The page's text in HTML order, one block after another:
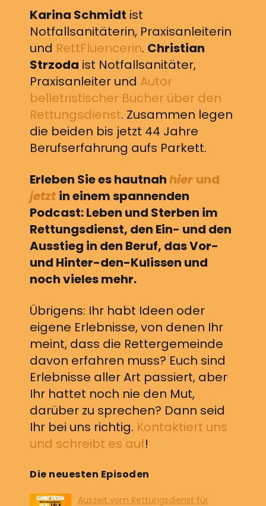
Karina Schmidt ist
Notfallsanitäterin, Praxisanleiterin
und RettFluencerin. Christian
Strzoda ist Notfallsanitäter,
Praxisanleiter und Autor
belletristischer Bücher über den
Rettungsdienst. Zusammen legen
die beiden bis jetzt 44 Jahre
Berufserfahrung aufs Parkett.
Erleben Sie es hautnahhier und
jetzt in einem spannenden
Podcast: Leben und Sterben im
Rettungsdienst, den Ein- und den
Ausstieg in den Beruf, das Vor-
und Hinter-den-Kulissen und
noch vieles mehr.
Übrigens: Ihr habt Ideen oder
eigene Erlebnisse, von denen Ihr
meint, dass die Rettergemeinde
davon erfahren muss? Euch sind
Erlebnisse aller Art passiert, aber
Ihr hattet noch nie den Mut,
darüber zu sprechen? Dann seid
Ihr bei uns richtig. Kontaktiert uns
und schreibt es auf!
Die neuesten Episoden
Auszeit vom Rettungsdienst für